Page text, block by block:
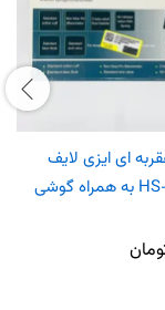
ای ایزی لایف
مدل HS-2000 به همراه گوشی